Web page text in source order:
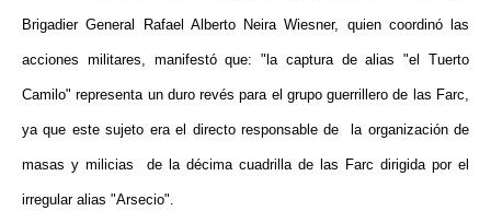
Brigadier General Rafael Alberto Neira Wiesner, quien coordinó las
acciones militares, manifestó que:"la captura de alias "el Tuerto
Camilo" representa un duro revés para el grupo guerrillero de las Farc,
ya que este sujeto era el directo responsable de la organización de
masas y milicias de la décima cuadrilla de las Farc dirigida por el
irregular alias "Arsecio".